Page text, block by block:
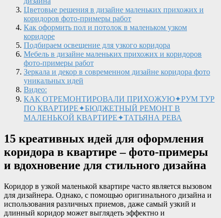
Цветовые решения в дизайне маленьких прихожих и
коридоров фото-примеры работ
Как оформить пол и потолок в маленьком узком
коридоре
Подбираем освещение для узкого коридора
Мебель в дизайне маленьких прихожих и коридоров
фото-примеры работ
Зеркала и декор в современном дизайне коридора фото
уникальных идей
Видео:
КАК ОТРЕМОНТИРОВАЛИ ПРИХОЖУЮ✦РУМ ТУР
ПО КВАРТИРЕ✦БЮДЖЕТНЫЙ РЕМОНТ В
МАЛЕНЬКОЙ КВАРТИРЕ✦ТАТЬЯНА РЕВА
15 креативных идей для оформления
коридора в квартире – фото-примеры
и вдохновение для стильного дизайна
Коридор в узкой маленькой квартире часто является вызовом
для дизайнера. Однако, с помощью оригинального дизайна и
использования различных приемов, даже самый узкий и
длинный коридор может выглядеть эффектно и